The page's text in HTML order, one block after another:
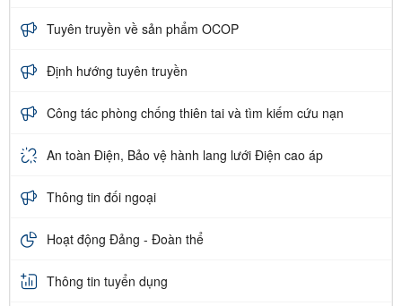
Tuyên truyền về sản phẩm OCOP
Định hướng tuyên truyền
Công tác phòng chống thiên tai và tìm kiếm cứu nạn
An toàn Điện, Bảo vệ hành lang lưới Điện cao áp
Thông tin đối ngoại
Hoạt động Đảng - Đoàn thể
Thông tin tuyển dụng